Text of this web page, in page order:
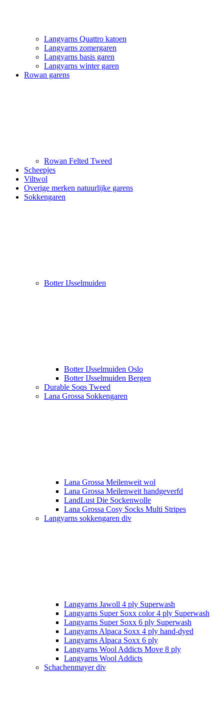
Langyarns Quattro katoen
Langyarns zomergaren
Langyarns basis garen
Langyarns winter garen
Rowan garens
Rowan Felted Tweed
Scheepjes
Viltwol
Overige merken natuurlijke garens
Sokkengaren
Botter IJsselmuiden
Botter IJsselmuiden Oslo
Botter IJsselmuiden Bergen
Durable Soqs Tweed
Lana Grossa Sokkengaren
Lana Grossa Meilenweit wol
Lana Grossa Meilenweit handgeverfd
LandLust Die Sockenwolle
Lana Grossa Cosy Socks Multi Stripes
Langyarns sokkengaren div
Langyarns Jawoll 4 ply Superwash
Langyarns Super Soxx color 4 ply Superwash
Langyarns Super Soxx 6 ply Superwash
Langyarns Alpaca Soxx 4 ply hand-dyed
Langyarns Alpaca Soxx 6 ply
Langyarns Wool Addicts Move 8 ply
Langyarns Wool Addicts
Schachenmayer div